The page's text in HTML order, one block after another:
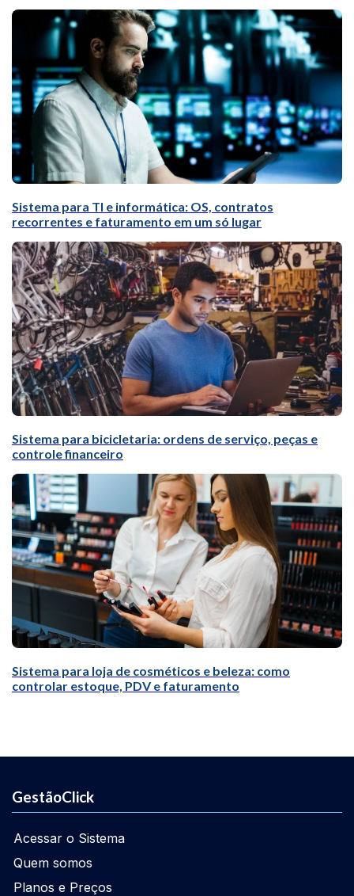
Sistema para TI e informática: OS, contratos
recorrentes e faturamento em um só lugar
Sistema para bicicletaria: ordens de serviço, peças e
controle financeiro
Sistema para loja de cosméticos e beleza: como
controlar estoque, PDV e faturamento
GestãoClick
Acessar o Sistema
Quem somos
Planos e Preços